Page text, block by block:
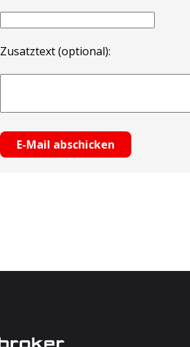
Zusatztext (optional):